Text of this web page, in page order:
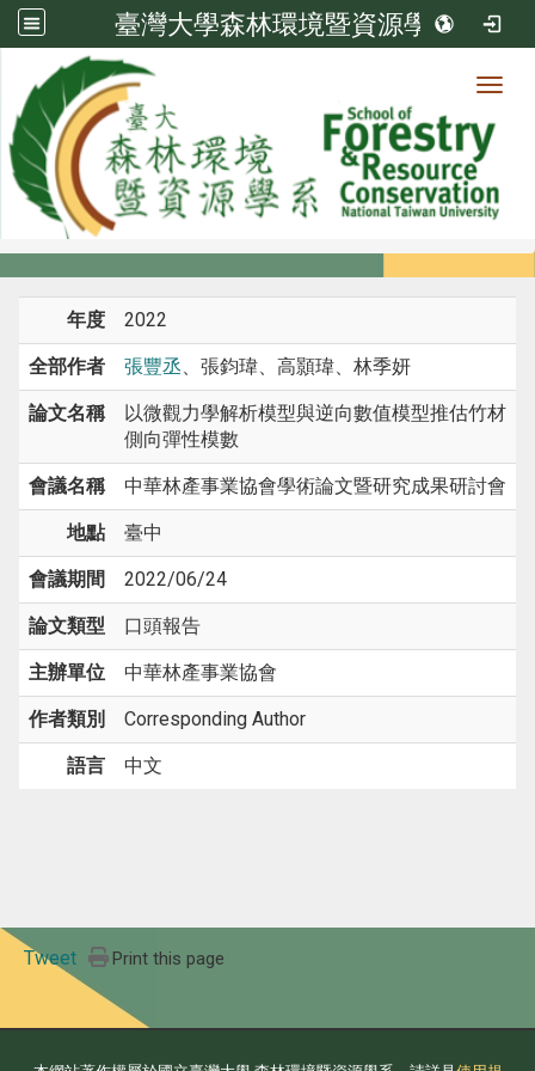
臺灣大學森林環境暨資源學系
系所成員
系所成員
年度 2022
全部作者 張豐丞、張鈞瑋、高顥瑋、林季妍
論文名稱
以微觀力學解析模型與逆向數值模型推估竹材
側向彈性模數
會議名稱 中華林產事業協會學術論文暨研究成果研討會
地點 臺中
會議期間 2022/06/24
論文類型 口頭報告
主辦單位 中華林產事業協會
作者類別 Corresponding Author
語言 中文
Tweet Print this page